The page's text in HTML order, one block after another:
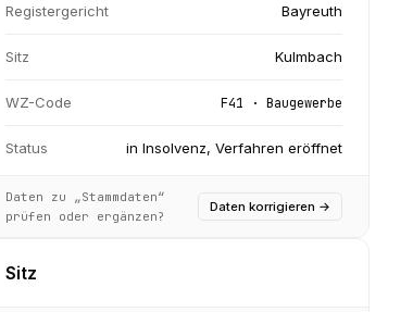
Registergericht Bayreuth
Sitz Kulmbach
WZ-Code F41 · Baugewerbe
Status in Insolvenz, Verfahren eröffnet
Daten zu „Stammdaten“
prüfen oder ergänzen?
Daten korrigieren →
Sitz